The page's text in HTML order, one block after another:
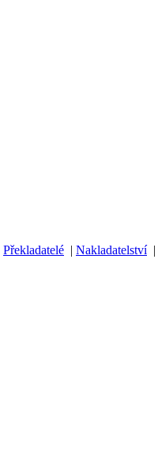
Překladatelé | Nakladatelství|